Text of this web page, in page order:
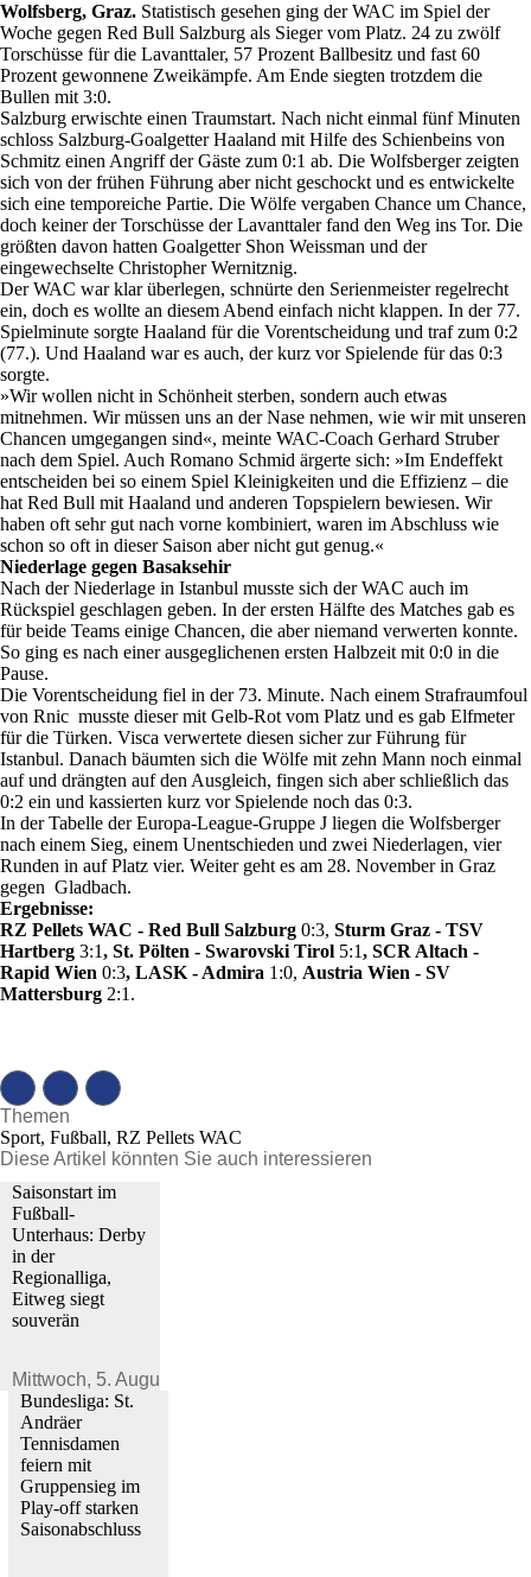
Wolfsberg, Graz. Statistisch gesehen ging der WAC im Spiel der
Woche gegen Red Bull Salzburg als Sieger vom Platz. 24 zu zwölf
Torschüsse für die Lavanttaler, 57 Prozent Ballbesitz und fast 60
Prozent gewonnene Zweikämpfe. Am Ende siegten trotzdem die
Bullen mit 3:0.
Salzburg erwischte einen Traumstart. Nach nicht einmal fünf Minuten
schloss Salzburg-Goalgetter Haaland mit Hilfe des Schienbeins von
Schmitz einen Angriff der Gäste zum 0:1 ab. Die Wolfsberger zeigten
sich von der frühen Führung aber nicht geschockt und es entwickelte
sich eine temporeiche Partie. Die Wölfe vergaben Chance um Chance,
doch keiner der Torschüsse der Lavanttaler fand den Weg ins Tor. Die
größten davon hatten Goalgetter Shon Weissman und der
eingewechselte Christopher Wernitznig.
Der WAC war klar überlegen, schnürte den Serienmeister regelrecht
ein, doch es wollte an diesem Abend einfach nicht klappen. In der 77.
Spielminute sorgte Haaland für die Vorentscheidung und traf zum 0:2
(77.). Und Haaland war es auch, der kurz vor Spielende für das 0:3
sorgte.
»Wir wollen nicht in Schönheit sterben, sondern auch etwas
mitnehmen. Wir müssen uns an der Nase nehmen, wie wir mit unseren
Chancen umgegangen sind«, meinte WAC-Coach Gerhard Struber
nach dem Spiel. Auch Romano Schmid ärgerte sich: »Im Endeffekt
entscheiden bei so einem Spiel Kleinigkeiten und die Effizienz – die
hat Red Bull mit Haaland und anderen Topspielern bewiesen. Wir
haben oft sehr gut nach vorne kombiniert, waren im Abschluss wie
schon so oft in dieser Saison aber nicht gut genug.«
Niederlage gegen Basaksehir
Nach der Niederlage in Istanbul musste sich der WAC auch im
Rückspiel geschlagen geben. In der ersten Hälfte des Matches gab es
für beide Teams einige Chancen, die aber niemand verwerten konnte.
So ging es nach einer ausgeglichenen ersten Halbzeit mit 0:0 in die
Pause.
Die Vorentscheidung fiel in der 73. Minute. Nach einem Strafraumfoul
von Rnic musste dieser mit Gelb-Rot vom Platz und es gab Elfmeter
für die Türken. Visca verwertete diesen sicher zur Führung für
Istanbul. Danach bäumten sich die Wölfe mit zehn Mann noch einmal
auf und drängten auf den Ausgleich, fingen sich aber schließlich das
0:2 ein und kassierten kurz vor Spielende noch das 0:3.
In der Tabelle der Europa-League-Gruppe J liegen die Wolfsberger
nach einem Sieg, einem Unentschieden und zwei Niederlagen, vier
Runden in auf Platz vier. Weiter geht es am 28. November in Graz
gegen Gladbach.
Ergebnisse:
RZ Pellets WAC - Red Bull Salzburg 0:3, Sturm Graz - TSV
Hartberg 3:1, St. Pölten - Swarovski Tirol 5:1, SCR Altach -
Rapid Wien 0:3, LASK - Admira 1:0, Austria Wien - SV
Mattersburg 2:1.
Themen
Sport, Fußball, RZ Pellets WAC
Diese Artikel könnten Sie auch interessieren
Saisonstart im
Fußball-
Unterhaus: Derby
in der
Regionalliga,
Eitweg siegt
souverän
Mittwoch, 5. August 2026
Bundesliga: St.
Andräer
Tennisdamen
feiern mit
Gruppensieg im
Play-off starken
Saisonabschluss